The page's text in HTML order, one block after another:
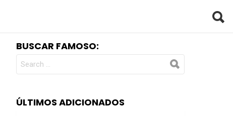
BUSCAR FAMOSO:
FOR:
ÚLTIMOS ADICIONADOS